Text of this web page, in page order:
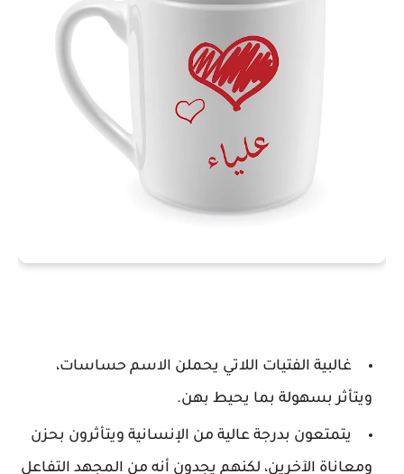
غالبية الفتيات اللاتي يحملن الاسم حساسات،
ويتأثر بسهولة بما يحيط بهن.
يتمتعون بدرجة عالية من الإنسانية ويتأثرون بحزن
ومعاناة الآخرين، لكنهم يجدون أنه من المجهد التفاعل